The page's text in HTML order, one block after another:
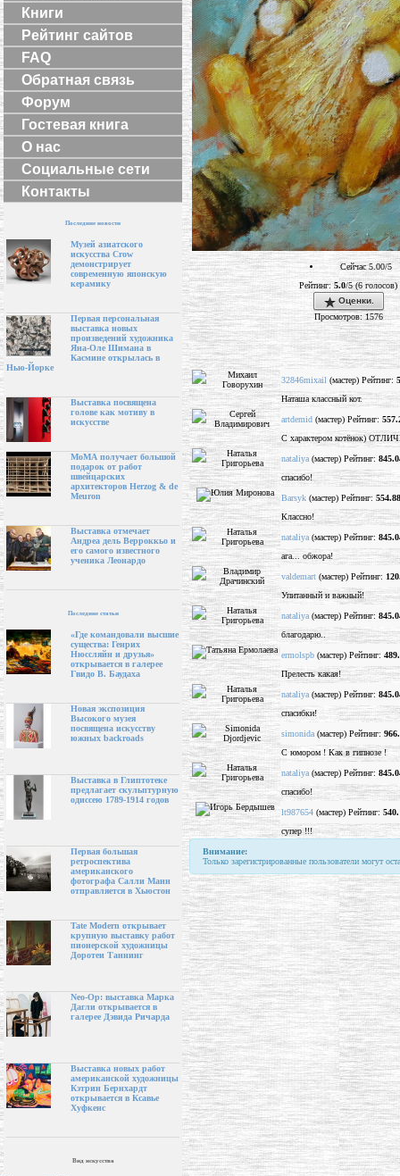
Книги
Рейтинг сайтов
FAQ
Обратная связь
Форум
Гостевая книга
О нас
Социальные сети
Контакты
Последние новости
Музей азиатского
искусства Crow
демонстрирует
современную японскую
керамику
Первая персональная
выставка новых
произведений художника
Яна-Оле Шимана в
Касмине открылась в
Нью-Йорке
Выставка посвящена
голове как мотиву в
искусстве
МоМА получает большой
подарок от работ
швейцарских
архитекторов Herzog & de
Meuron
Выставка отмечает
Андреа дель Верроккьо и
его самого известного
ученика Леонардо
Последние статьи
«Где командовали высшие
существа: Генрих
Нюссляйн и друзья»
открывается в галерее
Гвидо В. Баудаха
Новая экспозиция
Высокого музея
посвящена искусству
южных backroads
Выставка в Глиптотеке
предлагает скульптурную
одиссею 1789-1914 годов
Первая большая
ретроспектива
американского
фотографа Салли Манн
отправляется в Хьюстон
Tate Modern открывает
крупную выставку работ
пионерской художницы
Доротеи Таннинг
Neo-Op: выставка Марка
Дагли открывается в
галерее Дэвида Ричарда
Выставка новых работ
американской художницы
Кэтрин Бернхардт
открывается в Ксавье
Хуфкенс
Вид искусства
Сейчас 5.00/5
Рейтинг:5.0/5 (6 голосов)
Оценки.
Просмотров: 1576
32846mixail (мастер) Рейтинг:
Наташа классный кот.
artdemid (мастер) Рейтинг:
С характером котёнок)
nataliya (мастер) Рейтинг:
спасибо!
Barsyk (мастер) Рейтинг: 554.88
Классно!
nataliya (мастер) Рейтинг:
ага... обжора!
valdemart (мастер) Рейтинг:
Упитанный и важный!
nataliya (мастер) Рейтинг:
благодарю..
ermolspb (мастер) Рейтинг:
Прелесть какая!
nataliya (мастер) Рейтинг:
спасибки!
simonida (мастер) Рейтинг:
С юмором ! Как в гипнозе !
nataliya (мастер) Рейтинг:
спасибо!
lt987654 (мастер) Рейтинг:
супер !!!
Внимание:
Только зарегистрированные пользователи могут